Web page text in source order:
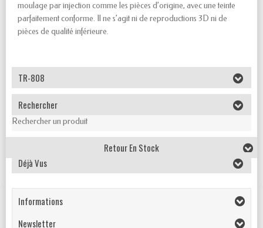
moulage par injection comme les pièces d’origine, avec une teinte
parfaitement conforme. Il ne s’agit ni de reproductions 3D ni de
pièces de qualité inférieure.
TR-808
Rechercher
Rechercher un produit
Retour En Stock
Déjà Vus
Informations
Newsletter